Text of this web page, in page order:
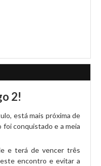
2!
está mais próxima de
conquistado e a meia
e terá de vencer três
encontro e evitar a